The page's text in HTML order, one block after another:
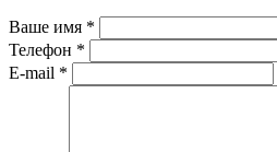
Ваше имя *
Телефон *
E-mail *